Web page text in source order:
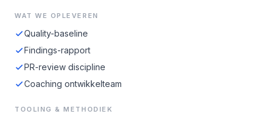
WAT WE OPLEVEREN
Quality-baseline
Findings-rapport
PR-review discipline
Coaching ontwikkelteam
TOOLING & METHODIEK